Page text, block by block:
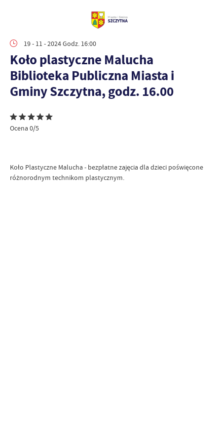
19 - 11 - 2024 Godz. 16:00
Koło plastyczne Malucha
Biblioteka Publiczna Miasta i
Gminy Szczytna, godz. 16.00
Ocena 0/5
Koło Plastyczne Malucha - bezpłatne zajęcia dla dzieci poświęcone
różnorodnym technikom plastycznym.